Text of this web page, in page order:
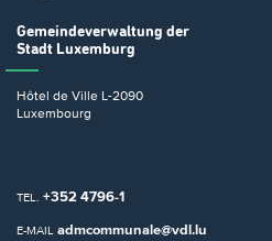
Gemeindeverwaltung der
Stadt Luxemburg
Hôtel de Ville L-2090
Luxembourg
TEL. +352 4796-1
E-MAIL admcommunale@vdl.lu